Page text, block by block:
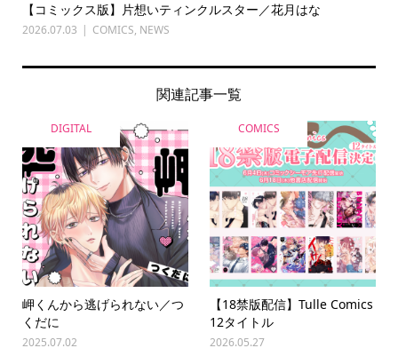
【コミックス版】片想いティンクルスター／花月はな
2026.07.03 COMICS, NEWS
関連記事一覧
DIGITAL
岬くんから逃げられない／つ
くだに
2025.07.02
COMICS
【18禁版配信】Tulle Comics
12タイトル
2026.05.27